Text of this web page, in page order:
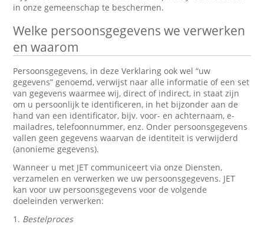
in onze gemeenschap te beschermen.
Welke persoonsgegevens we verwerken
en waarom
Persoonsgegevens, in deze Verklaring ook wel “uw
gegevens” genoemd, verwijst naar alle informatie of een set
van gegevens waarmee wij, direct of indirect, in staat zijn
om u persoonlijk te identificeren, in het bijzonder aan de
hand van een identificator, bijv. voor- en achternaam, e-
mailadres, telefoonnummer, enz. Onder persoonsgegevens
vallen geen gegevens waarvan de identiteit is verwijderd
(anonieme gegevens).
Wanneer u met JET communiceert via onze Diensten,
verzamelen en verwerken we uw persoonsgegevens. JET
kan voor uw persoonsgegevens voor de volgende
doeleinden verwerken:
1. Bestelproces